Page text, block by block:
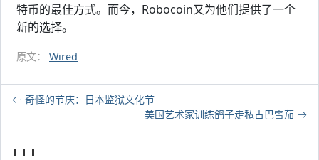
特币的最佳方式。而今，Robocoin又为他们提供了一个
新的选择。
原文： Wired
奇怪的节庆：日本监狱文化节
美国艺术家训练鸽子走私古巴雪茄